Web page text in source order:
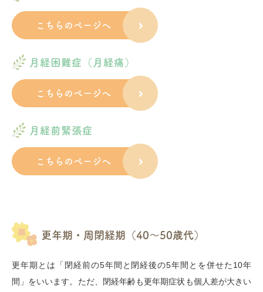
こちらのページへ
月経困難症（月経痛）
こちらのページへ
月経前緊張症
こちらのページへ
更年期・周閉経期（40～50歳代）
更年期とは「閉経前の5年間と閉経後の5年間とを併せた10年
間」をいいます。ただ、閉経年齢も更年期症状も個人差が大きい